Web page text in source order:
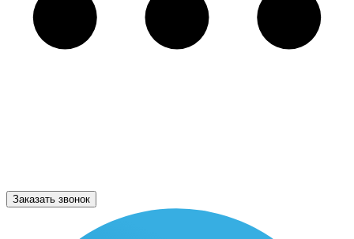
Заказать звонок